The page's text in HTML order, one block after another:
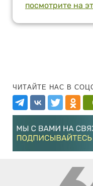
посмотрите на
ЧИТАЙТЕ НАС В